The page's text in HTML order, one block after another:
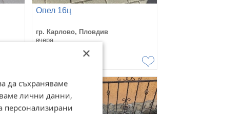
Опел 16ц
гр. Карлово, Пловдив
вчера
×
да съхраняваме
лични данни,
персонализирани